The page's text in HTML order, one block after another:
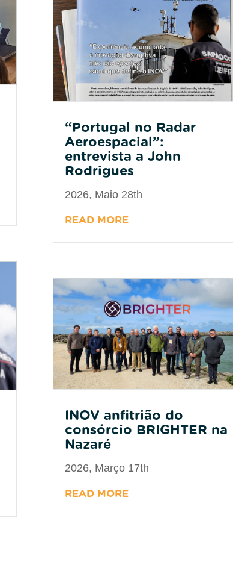
“Portugal no Radar
Aeroespacial”:
entrevista a John
Rodrigues
2026, Maio 28th
READ MORE
INOV anfitrião do
consórcio BRIGHTER na
Nazaré
2026, Março 17th
READ MORE